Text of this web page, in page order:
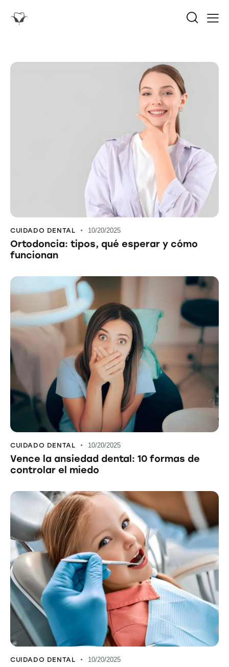
CUIDADO DENTAL 10/20/2025
Ortodoncia: tipos, qué esperar y cómo
funcionan
CUIDADO DENTAL 10/20/2025
Vence la ansiedad dental: 10 formas de
controlar el miedo
CUIDADO DENTAL 10/20/2025